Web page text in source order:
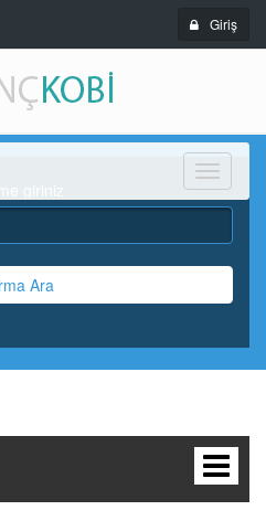
Giriş
Menü
Ara